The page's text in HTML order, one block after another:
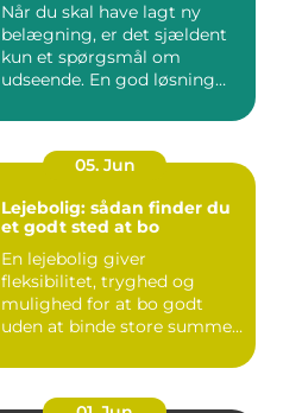
Når du skal have lagt ny
belægning, er det sjældent
kun et spørgsmål om
udseende. En god løsning
05. Jun
Lejebolig: sådan finder du
et godt sted at bo
En lejebolig giver
fleksibilitet, tryghed og
mulighed for at bo godt
uden at binde store summer